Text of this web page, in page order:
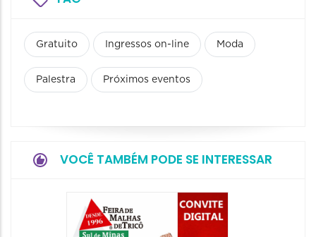
Gratuito Ingressos on-line Moda
Palestra Próximos eventos
VOCÊ TAMBÉM PODE SE INTERESSAR